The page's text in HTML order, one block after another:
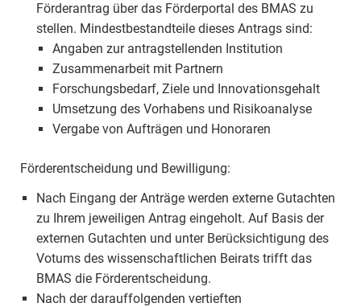
Förderantrag über das Förderportal des BMAS zu
stellen. Mindestbestandteile dieses Antrags sind:
Angaben zur antragstellenden Institution
Zusammenarbeit mit Partnern
Forschungsbedarf, Ziele und Innovationsgehalt
Umsetzung des Vorhabens und Risikoanalyse
Vergabe von Aufträgen und Honoraren
Förderentscheidung und Bewilligung:
Nach Eingang der Anträge werden externe Gutachten
zu Ihrem jeweiligen Antrag eingeholt. Auf Basis der
externen Gutachten und unter Berücksichtigung des
Votums des wissenschaftlichen Beirats trifft das
BMAS die Förderentscheidung.
Nach der darauffolgenden vertieften